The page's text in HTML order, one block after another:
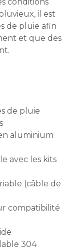
il est
de pluie afin
et que des
de pluie
aluminium
avec les kits
(câble de
compatibilité
304